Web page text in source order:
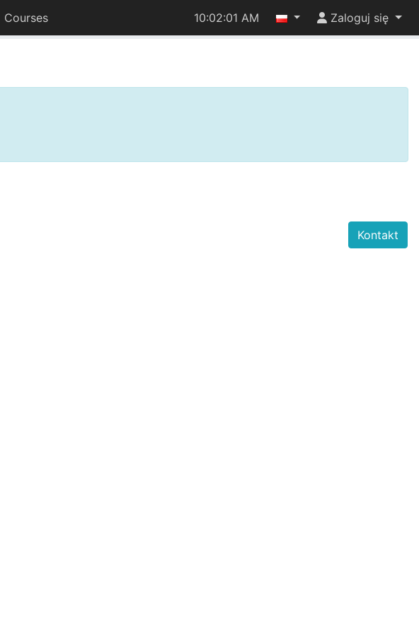
Courses 10:02:01 AM Zaloguj się
Kontakt